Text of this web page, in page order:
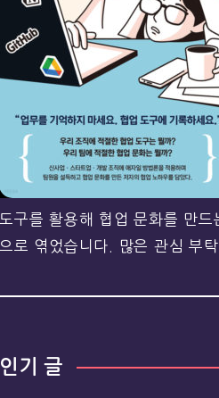
도구를 활용해 협업 문화를 만드
으로 엮었습니다. 많은 관심 부
인기 글